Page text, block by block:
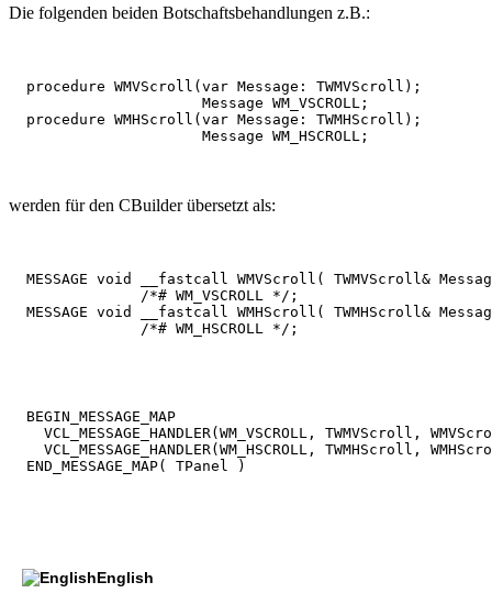
Die folgenden beiden Botschaftsbehandlungen z.B.:
  procedure WMVScroll(var Message: TWMVScroll);
                      Message WM_VSCROLL;
  procedure WMHScroll(var Message: TWMHScroll);
werden für den CBuilder übersetzt als:
MESSAGE void __fastcall WMVScroll( TWMVScroll&
               /*# WM_VSCROLL */;
MESSAGE void __fastcall WMHScroll( TWMHScroll&
  BEGIN_MESSAGE_MAP
VCL_MESSAGE_HANDLER(WM_VSCROLL, TWMVScroll,
VCL_MESSAGE_HANDLER(WM_HSCROLL, TWMHScroll,
English